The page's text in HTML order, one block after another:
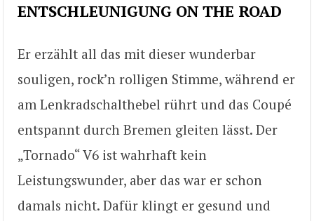
ENTSCHLEUNIGUNG ON THE ROAD
Er erzählt all das mit dieser wunderbar
souligen, rock’n rolligen Stimme, während er
am Lenkradschalthebel rührt und das Coupé
entspannt durch Bremen gleiten lässt. Der
„Tornado“ V6 ist wahrhaft kein
Leistungswunder, aber das war er schon
damals nicht. Dafür klingt er gesund und